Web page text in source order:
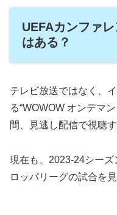
UEFAカンファ
はある？
テレビ放送ではなく、
る“WOWOW オンデマ
間、見逃し配信で視聴
現在も、2023-24シー
ロッパリーグの試合を